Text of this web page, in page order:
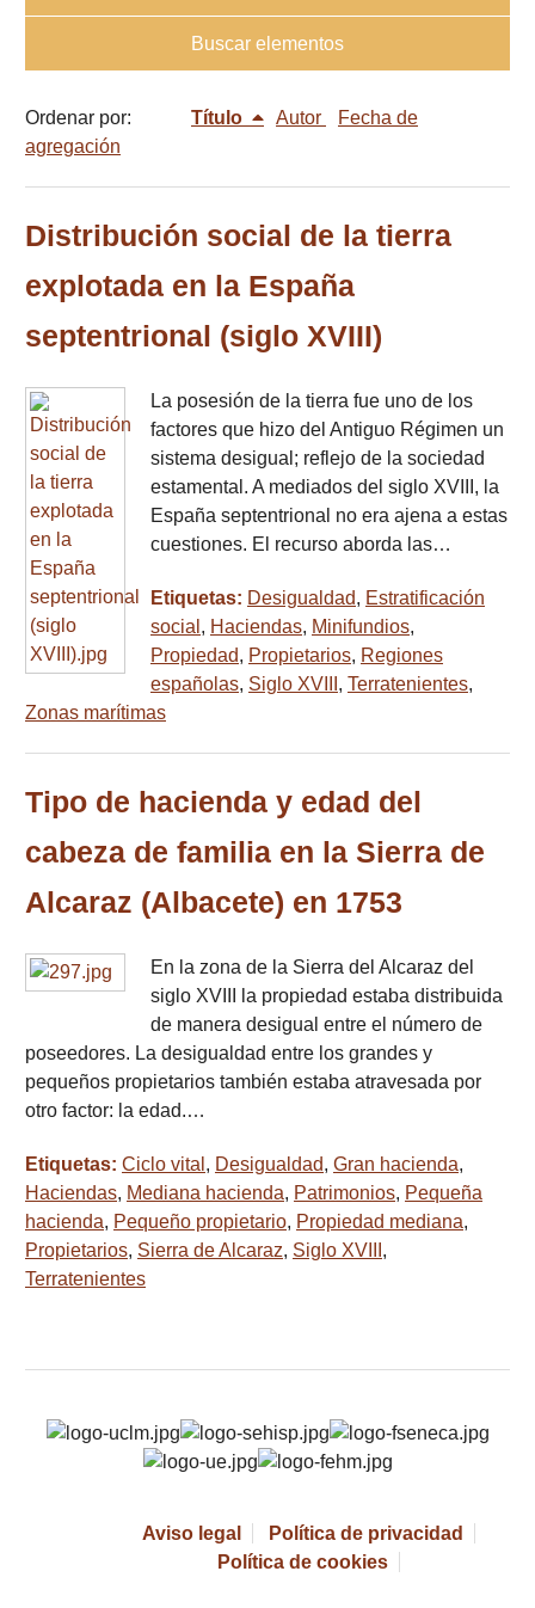
Buscar elementos
Ordenar por: Título Autor
Fecha de
agregación
Distribución social de la tierra
explotada en la España
septentrional (siglo XVIII)
La posesión de la tierra fue uno de los
factores que hizo del Antiguo Régimen un
sistema desigual; reflejo de la sociedad
estamental. A mediados del siglo XVIII, la
España septentrional no era ajena a estas
cuestiones. El recurso aborda las…
Etiquetas: Desigualdad, Estratificación
social , Haciendas, Minifundios,
Propiedad, Propietarios, Regiones
españolas, Siglo XVIII , Terratenientes,
Zonas marítimas
Tipo de hacienda y edad del
cabeza de familia en la Sierra de
Alcaraz (Albacete) en 1753
En la zona de la Sierra del Alcaraz del
siglo XVIII la propiedad estaba distribuida
de manera desigual entre el número de
poseedores. La desigualdad entre los grandes y
pequeños propietarios también estaba atravesada por
otro factor: la edad.…
Etiquetas: Ciclo vital , Desigualdad, Gran hacienda,
Haciendas, Mediana hacienda, Patrimonios, Pequeña
hacienda, Pequeño propietario, Propiedad mediana,
Propietarios, Sierra de Alcaraz, Siglo XVIII ,
Terratenientes
Aviso legal
Política de privacidad
Política de cookies